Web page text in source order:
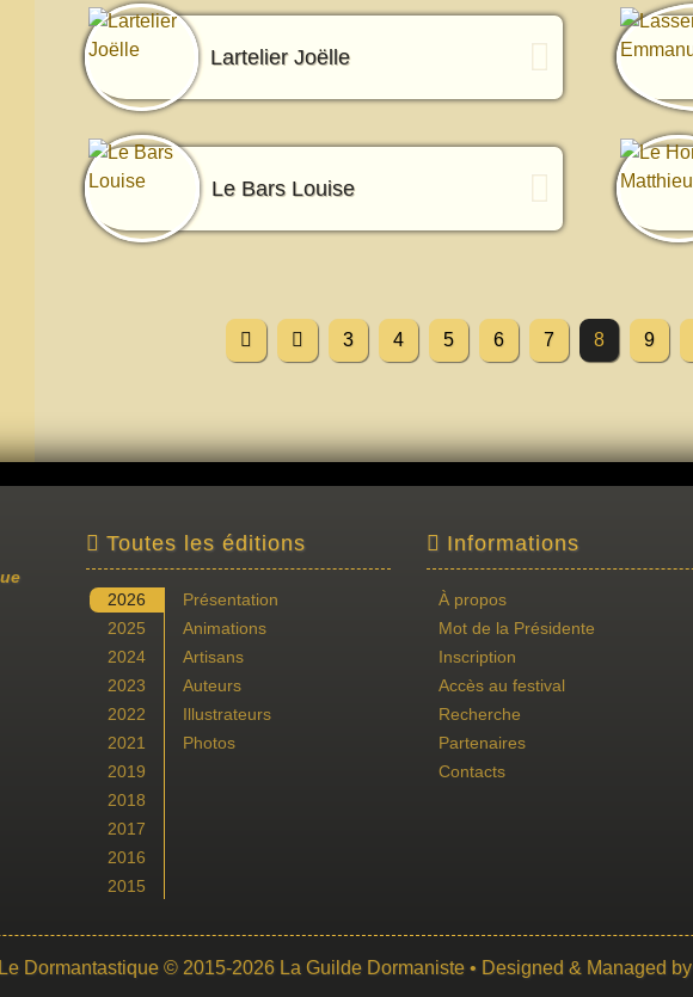
Lartelier Joëlle
Le Bars Louise
3 4 5 6 7 8 9
Toutes les éditions
2026
2025
2024
2023
2022
2021
2019
2018
2017
2016
2015
Présentation
Animations
Artisans
Auteurs
Illustrateurs
Photos
Informations
À propos
Mot de la Présidente
Inscription
Accès au festival
Recherche
Partenaires
Contacts
Le Dormantastique © 2015-2026 La Guilde Dormaniste • Designed & Managed by